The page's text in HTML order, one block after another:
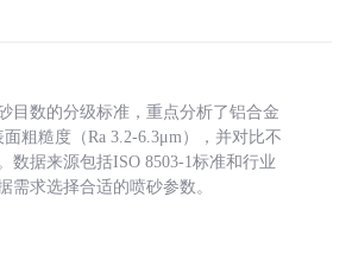
目数的分级标准，重点分析了铝合金
粗糙度（Ra 3.2-6.3μm），并对比不
数据来源包括ISO 8503-1标准和行业
需求选择合适的喷砂参数。